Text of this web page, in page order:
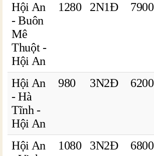
Hội An
- Buôn
Mê
Thuột -
Hội An
1280 2N1Đ 7900
Hội An
- Hà
Tĩnh -
Hội An
980 3N2Đ 6200
Hội An
1080 3N2Đ 6800